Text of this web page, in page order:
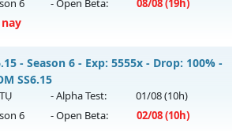
6 - Open Beta: 08/08(19h)
2026 - Mở máy chủ
- Season 6 - Exp: 5555x - Drop: 100% -
SS6.15
- Alpha Test: 01/08(10h)
6 - Open Beta: 02/08(10h)